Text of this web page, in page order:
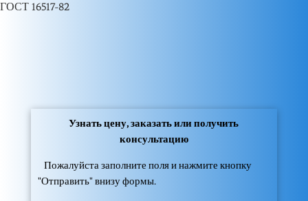
ГОСТ 16517-82
Узнать цену, заказать или получить
консультацию
Пожалуйста заполните поля и нажмите кнопку
"Отправить" внизу формы.